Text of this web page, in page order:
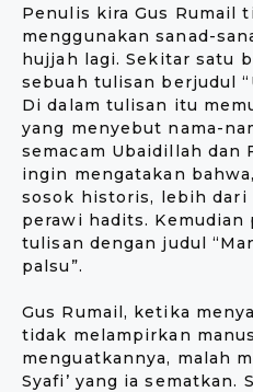
Penulis kira Gus Rumail
menggunakan sanad-
hujjah lagi. Sekitar satu
sebuah tulisan berjudul
Di dalam tulisan itu
yang menyebut nama-
semacam Ubaidillah dan
ingin mengatakan
sosok historis, lebih dari
perawi hadits.
tulisan dengan judul
palsu”.
Gus Rumail, ketika
tidak melampirkan
menguatkannya, malah
Syafi’ yang ia sematkan.